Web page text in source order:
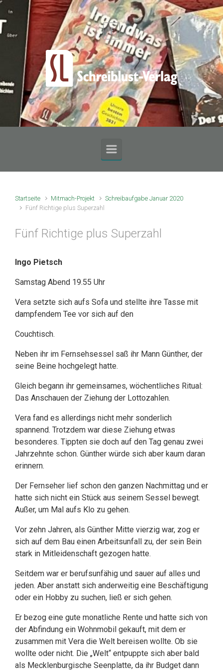
Zum Hauptinhalt springen
Startseite Mitmach-Projekt
Schreibaufgabe Januar 2020
Fünf Richtige plus Superzahl
Fünf Richtige plus Superzahl
Ingo Pietsch
Samstag Abend 19.55 Uhr
Vera setzte sich aufs Sofa und stellte ihre Tasse mit
dampfendem Tee vor sich auf den
Couchtisch.
Neben ihr im Fernsehsessel saß ihr Mann Günther, der
seine Beine hochgelegt hatte.
Gleich begann ihr gemeinsames, wöchentliches Ritual:
Das Anschauen der Ziehung der Lottozahlen.
Vera fand es allerdings nicht mehr sonderlich
spannend. Trotzdem war diese Ziehung etwas
besonderes. Tippten sie doch auf den Tag genau zwei
Jahrzehnte schon. Günther würde sich aber kaum daran
erinnern.
Der Fernseher lief schon den ganzen Nachmittag und er
hatte sich nicht ein Stück aus seinem Sessel bewegt.
Außer, um Mal aufs Klo zu gehen.
Vor zehn Jahren, als Günther Mitte vierzig war, zog er
sich auf dem Bau einen Arbeitsunfall zu, der sein Bein
stark in Mitleidenschaft gezogen hatte.
Seitdem war er berufsunfähig und sauer auf alles und
jeden. Aber anstatt sich anderweitig eine Beschäftigung
oder ein Hobby zu suchen, ließ er sich gehen.
Er bezog eine gute monatliche Rente und hatte sich von
der Abfindung ein Wohnmobil gekauft, mit dem er
zusammen mit Vera die Welt bereisen wollte. Ob sie
wollte oder nicht. Die „Welt“ entpuppte sich aber bald
als Mecklenburgische Seenplatte, da ihr Budget dann